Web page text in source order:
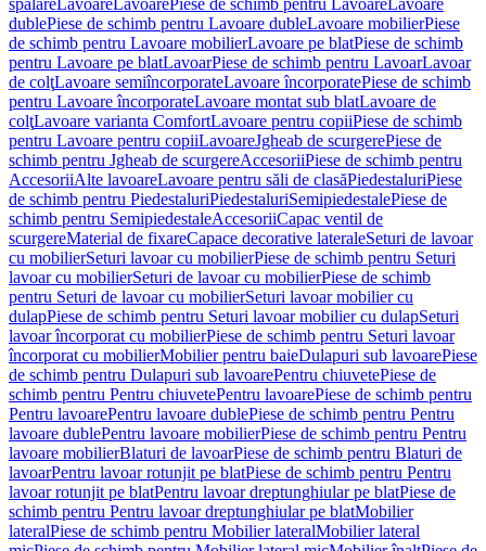
spălareLavoareLavoarePiese de schimb pentru LavoareLavoare
dublePiese de schimb pentru Lavoare dubleLavoare mobilierPiese
de schimb pentru Lavoare mobilierLavoare pe blatPiese de schimb
pentru Lavoare pe blatLavoarPiese de schimb pentru LavoarLavoar
de colţLavoare semiîncorporateLavoare încorporatePiese de schimb
pentru Lavoare încorporateLavoare montat sub blatLavoare de
colţLavoare varianta ComfortLavoare pentru copiiPiese de schimb
pentru Lavoare pentru copiiLavoareJgheab de scurgerePiese de
schimb pentru Jgheab de scurgereAccesoriiPiese de schimb pentru
AccesoriiAlte lavoareLavoare pentru săli de clasăPiedestaluriPiese
de schimb pentru PiedestaluriPiedestaluriSemipiedestalePiese de
schimb pentru SemipiedestaleAccesoriiCapac ventil de
scurgereMaterial de fixareCapace decorative lateraleSeturi de lavoar
cu mobilierSeturi lavoar cu mobilierPiese de schimb pentru Seturi
lavoar cu mobilierSeturi de lavoar cu mobilierPiese de schimb
pentru Seturi de lavoar cu mobilierSeturi lavoar mobilier cu
dulapPiese de schimb pentru Seturi lavoar mobilier cu dulapSeturi
lavoar încorporat cu mobilierPiese de schimb pentru Seturi lavoar
încorporat cu mobilierMobilier pentru baieDulapuri sub lavoarePiese
de schimb pentru Dulapuri sub lavoarePentru chiuvetePiese de
schimb pentru Pentru chiuvetePentru lavoarePiese de schimb pentru
Pentru lavoarePentru lavoare dublePiese de schimb pentru Pentru
lavoare dublePentru lavoare mobilierPiese de schimb pentru Pentru
lavoare mobilierBlaturi de lavoarPiese de schimb pentru Blaturi de
lavoarPentru lavoar rotunjit pe blatPiese de schimb pentru Pentru
lavoar rotunjit pe blatPentru lavoar dreptunghiular pe blatPiese de
schimb pentru Pentru lavoar dreptunghiular pe blatMobilier
lateralPiese de schimb pentru Mobilier lateralMobilier lateral